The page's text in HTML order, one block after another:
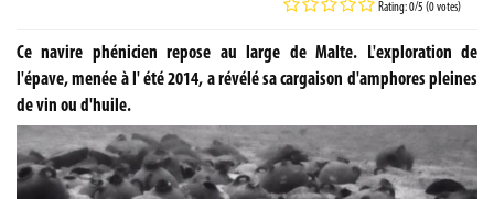
Rating: 0/5 (0 votes)
Ce navire phénicien repose au large de Malte. L'exploration de
l'épave, menée à l' été 2014, a révélé sa cargaison d'amphores pleines
de vin ou d'huile.